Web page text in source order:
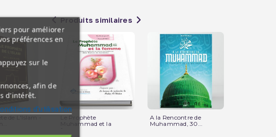
Produits similaires
Le Prophète
Muhammad et la
A la Rencontre de
Muhammad, 30...
pour améliorer
préférences en
sur le
afin de
d'intérêt.
d'utilisation